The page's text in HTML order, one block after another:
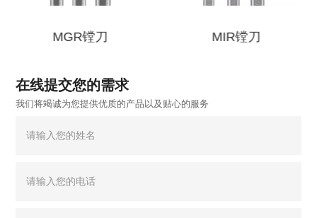
MGR镗刀 MIR镗刀
在线提交您的需求
我们将竭诚为您提供优质的产品以及贴心的服务